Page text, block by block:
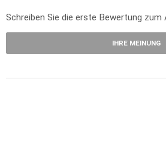
Schreiben Sie die erste Bewertung zum
IHRE MEINUNG